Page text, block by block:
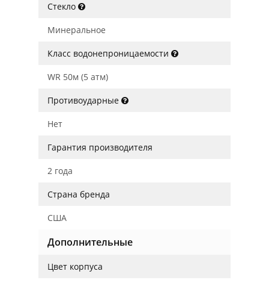
Стекло
Минеральное
Класс водонепроницаемости
WR 50м (5 атм)
Противоударные
Нет
Гарантия производителя
2 года
Страна бренда
США
Дополнительные
Цвет корпуса